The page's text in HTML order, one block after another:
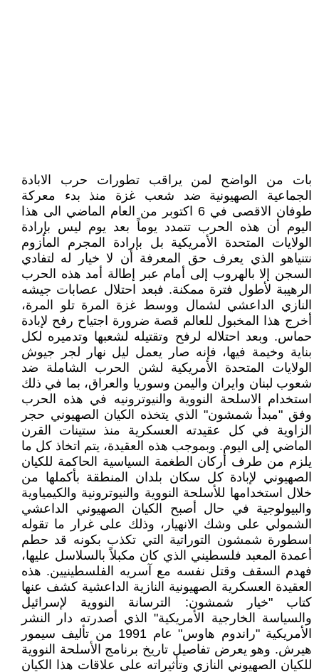
بات من الواضح لمن يراقب تطورات حرب الابادة
الجماعية الصهيونية ضد شعب غزة منذ بدء معركة
طوفان الاقصى في 6 اكتوبر من العام الماضي الى هذا
اليوم أن هذه الحرب تتمدد يوماً بعد يوم ليس بإرادة
الولايات المتحدة الأمريكية بل بإرادة المجرم المأزوم
نتنياهو الذي يعرف حق المعرفة أن لا خيار له لتفادي
السجن إلا بالهروب إلى أمام عبر إطالة أمد هذه الحرب
الرهيبة لأطول فترة ممكنة. فبعد احتلال عصابات جيشه
النازي الداعشي لشمال ووسط غزة المرة تلو المرة،
أخرج هذا المخبول للعالم قصة ضرورة اجتياح رفح لإبادة
حماس. وبعد احتلاله لرفح وتقتيله لشعبها وتدميره لكل
بناية وخيمة فيها، فإنه صار يعمل ليل نهار لجر جيوش
الولايات المتحدة الأمريكية لشن الحرب الشاملة ضد
شعوب لبنان وايران واليمن وسوريا والعراق، بما في ذلك
استخدام الاسلحة النووية والنيوترونيه في هذه الحرب
وفق "مبدأ شمشون" الذي يتخذه الكيان الصهيوني حجر
الزاوية في كل عقيدته العسكرية منذ ستينات القرن
الماضي إلى اليوم. وبموجب هذه العقيدة، يتم اتخاذ كل ما
يلزم من طرف أركان الطغمة السياسية الحاكمة للكيان
الصهيوني لإبادة كل سكان بلدان المنطقة بأكملها من
خلال استخدامها للأسلحة النووية والنيوترونية والكيمياوية
والبيولوجية في حال أصبح الكيان الصهيوني الداعشي
الشمولي على وشك الانهيار، وذلك على غرار ما تقوله
اسطورة شمشون التوراتية التي تكذب بكونه قد حطم
أعمدة المعبد فلسطيني الذي كان مكبلاً بالسلاسل عليها،
فهدم السقف وقتل نفسه مع آسريه الفلسطينيين. هذه
العقيدة العسكرية الصهيونية النازية الداعشية كشف عنها
كتاب "خيار شمشون: الترسانة النووية لإسرائيل
والسياسة الخارجية الأمريكية" الذي أصدرته دار النشر
الأمريكية "راندوم هاوس" عام 1991 من تأليف سيمور
هيرش. وهو يعرض تفاصيل تاريخ برنامج الأسلحة النووية
للكيان الصهيوني النازي وتأثيراته على علاقات هذا الكيان